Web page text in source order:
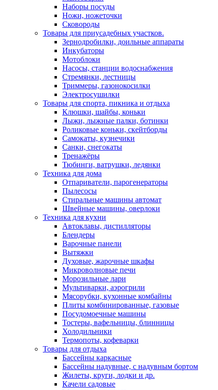
Наборы посуды
Ножи, ножеточки
Сковороды
Товары для приусадебных участков.
Зернодробилки, доильные аппараты
Инкубаторы
Мотоблоки
Насосы, станции водоснабжения
Стремянки, лестницы
Триммеры, газонокосилки
Электросушилки
Товары для спорта, пикника и отдыха
Клюшки, шайбы, коньки
Лыжи, лыжные палки, ботинки
Роликовые коньки, скейтборды
Самокаты, кузнечики
Санки, снегокаты
Тренажёры
Тюбинги, ватрушки, ледянки
Техника для дома
Отпариватели, парогенераторы
Пылесосы
Стиральные машины автомат
Швейные машины, оверлоки
Техника для кухни
Автоклавы, дистилляторы
Блендеры
Варочные панели
Вытяжки
Духовые, жарочные шкафы
Микроволновые печи
Морозильные лари
Мультиварки, аэрогрили
Мясорубки, кухонные комбайны
Плиты комбинированные, газовые
Посудомоечные машины
Тостеры, вафельницы, блинницы
Холодильники
Термопоты, кофеварки
Товары для отдыха
Бассейны каркасные
Бассейны надувные, с надувным бортом
Жилеты, круги, лодки и др.
Качели садовые